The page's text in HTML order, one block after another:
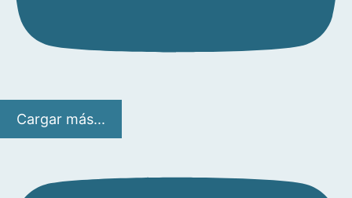
Cargar más...